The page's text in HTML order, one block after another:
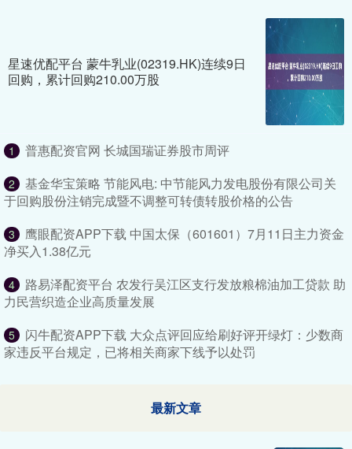
星速优配平台 蒙牛乳业(02319.HK)连续9日
回购，累计回购210.00万股
1 普惠配资官网 长城国瑞证券股市周评
2
基金华宝策略 节能风电: 中节能风力发电股份有限公司关
于回购股份注销完成暨不调整可转债转股价格的公告
3
鹰眼配资APP下载 中国太保（601601）7月11日主力资金
净买入1.38亿元
4
路易泽配资平台 农发行吴江区支行发放粮棉油加工贷款 助
力民营织造企业高质量发展
5
闪牛配资APP下载 大众点评回应给刷好评开绿灯：少数商
家违反平台规定，已将相关商家下线予以处罚
最新文章